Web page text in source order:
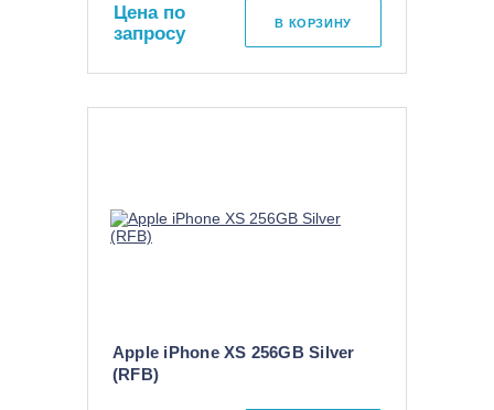
Цена по
запросу
В КОРЗИНУ
Apple iPhone XS 256GB Silver
(RFB)